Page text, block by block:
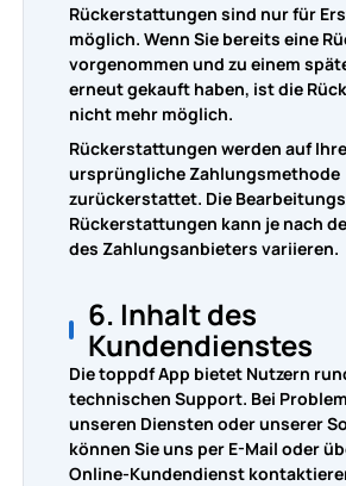
Rückerstattungen sind nur für
möglich. Wenn Sie bereits eine
vorgenommen und zu einem
erneut gekauft haben, ist die
nicht mehr möglich.
Rückerstattungen werden auf Ihre
ursprüngliche Zahlungsmethode
zurückerstattet. Die
Rückerstattungen kann je nach
des Zahlungsanbieters variieren.
6. Inhalt des
Kundendienstes
Die toppdf App bietet Nutzern
technischen Support. Bei
unseren Diensten oder unserer
können Sie uns per E-Mail oder
Online-Kundendienst